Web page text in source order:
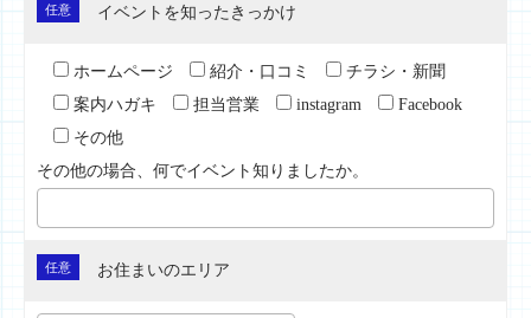
任意 イベントを知ったきっかけ
ホームページ 紹介・口コミ
チラシ・新聞
案内ハガキ
担当営業 instagram
Facebook
その他
その他の場合、何でイベント知りましたか。
任意 お住まいのエリア